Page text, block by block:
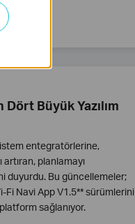
Büyük Yazılım
entegratörlerine,
planlamayı
duyurdu. Bu güncellemeler;
Fi Navi App V1.5** sürümlerini
sağlanıyor.